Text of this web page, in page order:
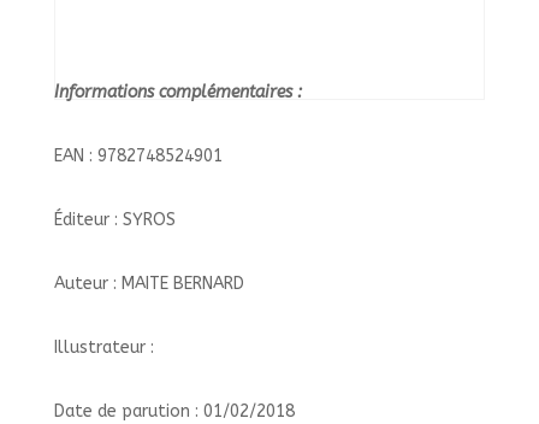
Informations complémentaires :
EAN : 9782748524901
Éditeur : SYROS
Auteur : MAITE BERNARD
Illustrateur :
Date de parution : 01/02/2018